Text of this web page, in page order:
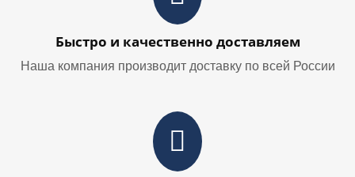
Быстро и качественно доставляем
Наша компания производит доставку по всей России